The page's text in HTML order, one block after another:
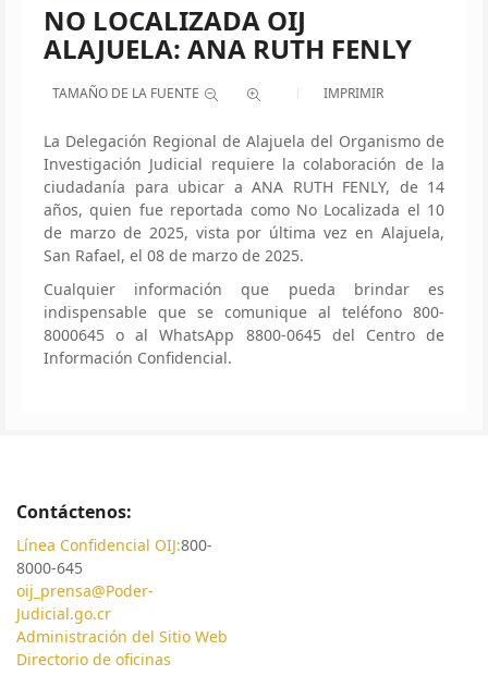
NO LOCALIZADA OIJ
ALAJUELA: ANA RUTH FENLY
TAMAÑO DE LA FUENTE IMPRIMIR
La Delegación Regional de Alajuela del Organismo de
Investigación Judicial requiere la colaboración de la
ciudadanía para ubicar a ANA RUTH FENLY, de 14
años, quien fue reportada como No Localizada el 10
de marzo de 2025, vista por última vez en Alajuela,
San Rafael, el 08 de marzo de 2025.
Cualquier información que pueda brindar es
indispensable que se comunique al teléfono 800-
8000645 o al WhatsApp 8800-0645 del Centro de
Información Confidencial.
Contáctenos:
Línea Confidencial OIJ:800-
8000-645
oij_prensa@Poder-
Judicial.go.cr
Administración del Sitio Web
Directorio de oficinas